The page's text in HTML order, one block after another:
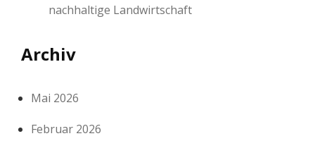
nachhaltige Landwirtschaft
Archiv
Mai 2026
Februar 2026